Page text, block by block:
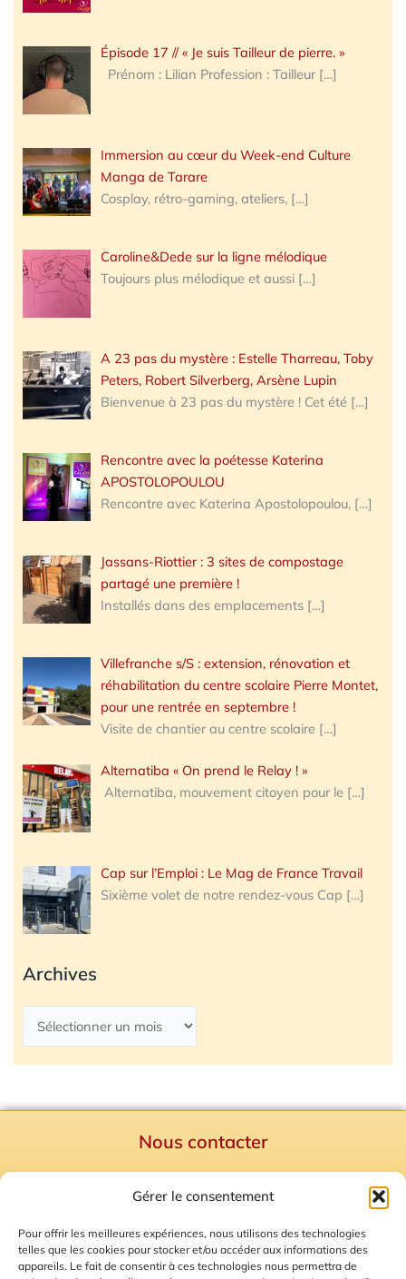
Gérer le consentement
Pour offrir les meilleures expériences, nous utilisons des technologies
telles que les cookies pour stocker et/ou accéder aux informations des
appareils. Le fait de consentir à ces technologies nous permettra de
Épisode 17 // « Je suis Tailleur de pierre. »
Prénom : Lilian Profession : Tailleur […]
Immersion au cœur du Week-end Culture
Manga de Tarare
Cosplay, rétro-gaming, ateliers, […]
Caroline&Dede sur la ligne mélodique
Toujours plus mélodique et aussi […]
A 23 pas du mystère : Estelle Tharreau, Toby
Peters, Robert Silverberg, Arsène Lupin
Bienvenue à 23 pas du mystère ! Cet été […]
Rencontre avec la poétesse Katerina
APOSTOLOPOULOU
Rencontre avec Katerina Apostolopoulou, […]
Jassans-Riottier : 3 sites de compostage
partagé une première !
Installés dans des emplacements […]
Villefranche s/S : extension, rénovation et
réhabilitation du centre scolaire Pierre Montet,
pour une rentrée en septembre !
Visite de chantier au centre scolaire […]
Alternatiba « On prend le Relay ! »
Alternatiba, mouvement citoyen pour le […]
Cap sur l’Emploi : Le Mag de France Travail
Sixième volet de notre rendez-vous Cap […]
Archives
Nous contacter
Mentions Légales
Plan du site
Gestion des Cookies